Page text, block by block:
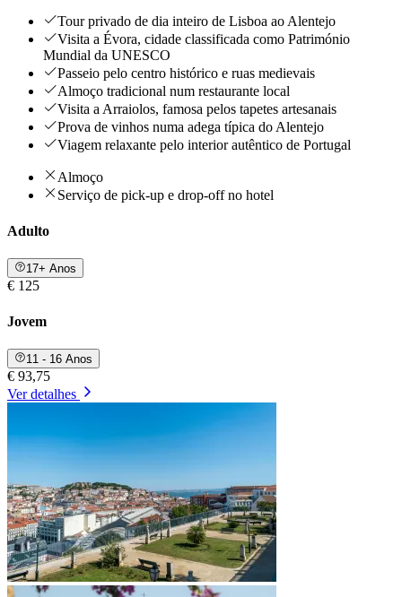
Tour privado de dia inteiro de Lisboa ao Alentejo
Visita a Évora, cidade classificada como Património
Mundial da UNESCO
Passeio pelo centro histórico e ruas medievais
Almoço tradicional num restaurante local
Visita a Arraiolos, famosa pelos tapetes artesanais
Prova de vinhos numa adega típica do Alentejo
Viagem relaxante pelo interior autêntico de Portugal
Almoço
Serviço de pick-up e drop-off no hotel
Adulto
17+ Anos
€ 125
Jovem
11 - 16 Anos
€ 93,75
Ver detalhes